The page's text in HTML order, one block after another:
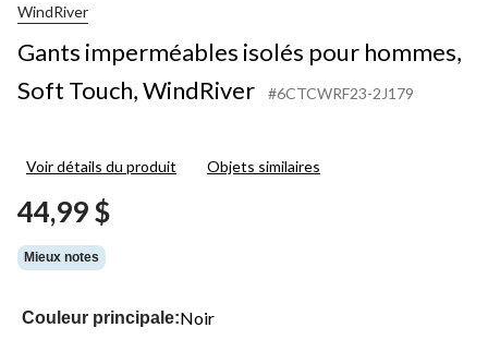
WindRiver
Gants imperméables isolés pour hommes,
Soft Touch, WindRiver
#6CTCWRF23-2J179
Voir détails du produit Objets similaires
44,99 $
Mieux notes
Couleur principale:Noir